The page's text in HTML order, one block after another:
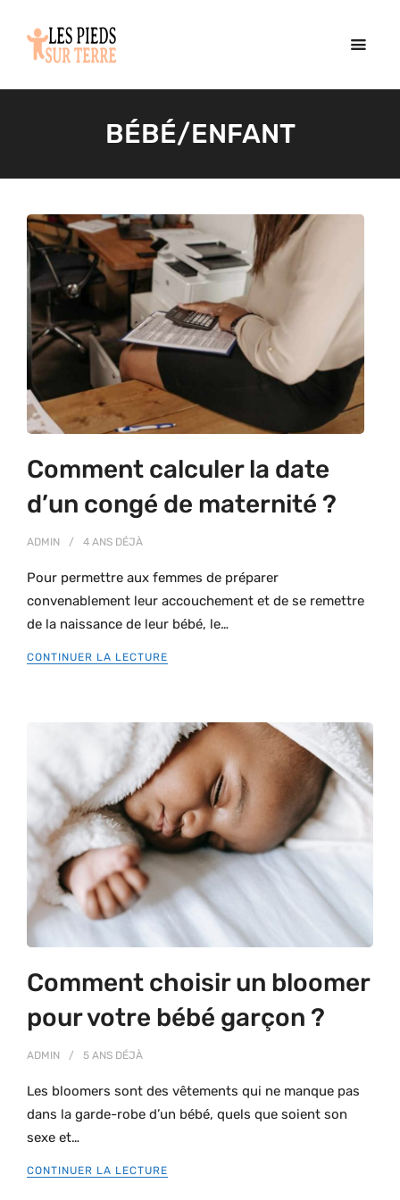
BÉBÉ/ENFANT
Comment calculer la date
d’un congé de maternité ?
ADMIN 4 ANS DÉJÀ
Pour permettre aux femmes de préparer
convenablement leur accouchement et de se remettre
de la naissance de leur bébé, le…
CONTINUER LA LECTURE
Comment choisir un bloomer
pour votre bébé garçon ?
ADMIN 5 ANS DÉJÀ
Les bloomers sont des vêtements qui ne manque pas
dans la garde-robe d’un bébé, quels que soient son
sexe et…
CONTINUER LA LECTURE